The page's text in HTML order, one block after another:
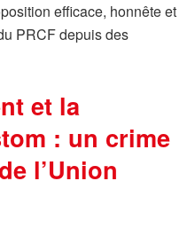
efficace, honnête et
PRCF depuis des
et la
: un crime
l’Union